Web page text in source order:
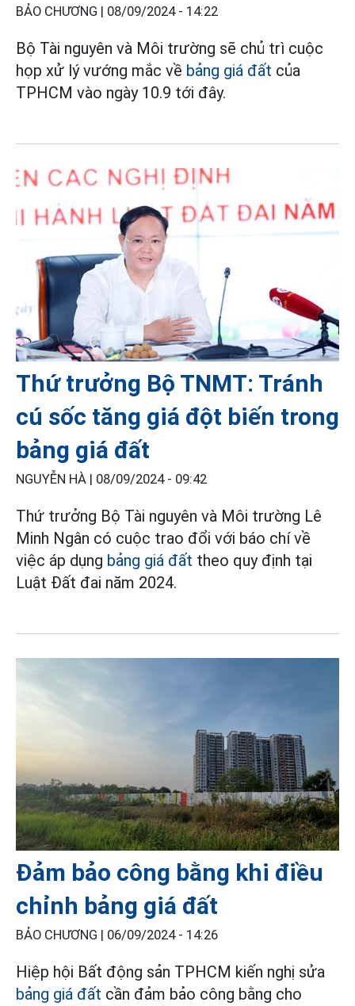
BẢO CHƯƠNG | 08/09/2024 - 14:22
Bộ Tài nguyên và Môi trường sẽ chủ trì cuộc
họp xử lý vướng mắc về bảng giá đất của
TPHCM vào ngày 10.9 tới đây.
Thứ trưởng Bộ TNMT: Tránh
cú sốc tăng giá đột biến trong
bảng giá đất
NGUYỄN HÀ | 08/09/2024 - 09:42
Thứ trưởng Bộ Tài nguyên và Môi trường Lê
Minh Ngân có cuộc trao đổi với báo chí về
việc áp dụng bảng giá đất theo quy định tại
Luật Đất đai năm 2024.
Đảm bảo công bằng khi điều
chỉnh bảng giá đất
BẢO CHƯƠNG | 06/09/2024 - 14:26
Hiệp hội Bất động sản TPHCM kiến nghị sửa
bảng giá đất cần đảm bảo công bằng cho